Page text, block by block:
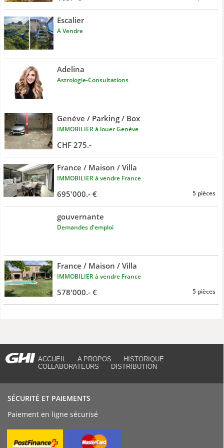
Escalier
A Vendre
Adelina
Astrologie-Consultations
Genève / Parking / Box
IMMOBILIER à louer Genève
CHF 275.-
France / Maison / Villa
IMMOBILIER à vendre France
695'000.- € 5 pièces
gouvernante
Demandes d'emploi
France / Maison / Villa
IMMOBILIER à vendre France
578'000.- € 5 pièces
ACCUEIL A PROPOS
HISTORIQUE
COLLABORATEURS
DISTRIBUTION
SÉCURITÉ ET PAIEMENTS
Paiement en ligne sécurisé